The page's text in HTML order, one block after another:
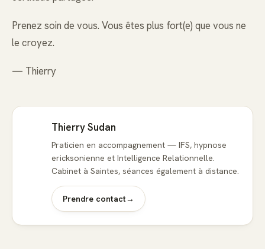
Prenez soin de vous. Vous êtes plus fort(e) que vous ne
le croyez.
— Thierry
Thierry Sudan
Praticien en accompagnement — IFS, hypnose
ericksonienne et Intelligence Relationnelle.
Cabinet à Saintes, séances également à distance.
Prendre contact→